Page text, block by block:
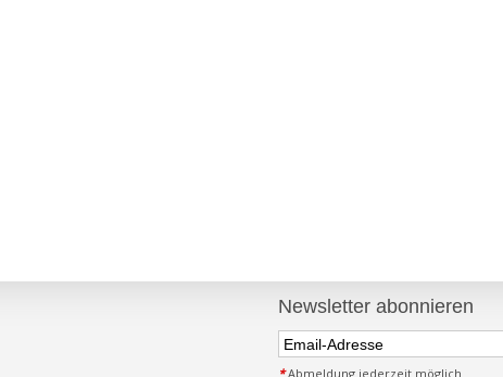
Newsletter abonnieren
*Abmeldung jederzeit möglich